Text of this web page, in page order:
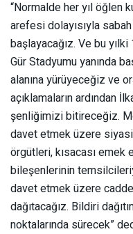
“Normalde her yıl öğlen
arefesi dolayısıyla
başlayacağız. Ve bu yılki
Gür Stadyumu yanında
alanına yürüyeceğiz ve
açıklamaların ardından
şenliğimizi bitireceğiz.
davet etmek üzere
örgütleri, kısacası
bileşenlerinin
davet etmek üzere
dağıtacağız. Bildiri
noktalarında sürecek”